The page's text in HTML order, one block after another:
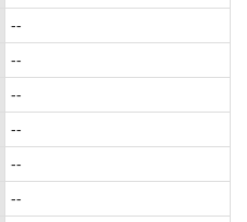
--
--
--
--
--
--